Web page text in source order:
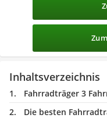
Inhaltsverzeichnis
Fahrradträger 3
Die besten